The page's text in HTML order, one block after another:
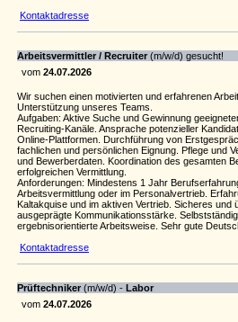
Kontaktadresse
Arbeitsvermittler / Recruiter (m/w/d) gesucht!
vom 24.07.2026
Wir suchen einen motivierten und erfahrenen
Unterstützung unseres Teams.
Aufgaben: Aktive Suche und Gewinnung
Recruiting-Kanäle. Ansprache potenzieller
Online-Plattformen. Durchführung von
fachlichen und persönlichen Eignung. Pflege und
und Bewerberdaten. Koordination des gesamten
erfolgreichen Vermittlung.
Anforderungen: Mindestens 1 Jahr
Arbeitsvermittlung oder im Personalvertrieb.
Kaltakquise und im aktiven Vertrieb. Sicheres und
ausgeprägte Kommunikationsstärke.
ergebnisorientierte Arbeitsweise. Sehr gute
Kontaktadresse
Prüftechniker (m/w/d) - Labor
vom 24.07.2026